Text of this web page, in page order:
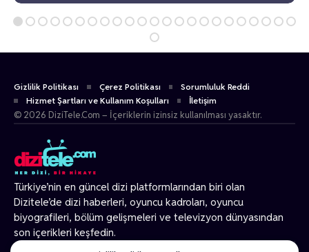
Türkiye’nin en güncel dizi platformlarından biri olan
Dizitele’de dizi haberleri, oyuncu kadroları, oyuncu
biyografileri, bölüm gelişmeleri ve televizyon dünyasından
son içerikleri keşfedin.
Gizlilik Politikası Çerez Politikası
Sorumluluk Reddi
Hizmet Şartları ve Kullanım Koşulları
İletişim
© 2026 DiziTele.Com – İçeriklerin izinsiz kullanılması yasaktır.